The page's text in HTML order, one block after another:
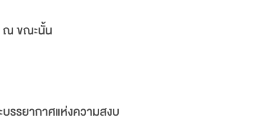
ณ ขณะนั้น
รรยากาศแห่งความสงบ